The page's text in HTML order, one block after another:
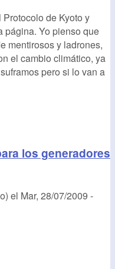
de Kyoto y
página. Yo pienso que
mentirosos y ladrones,
el cambio climático, ya
pero si lo van a
los generadores
el Mar, 28/07/2009 -